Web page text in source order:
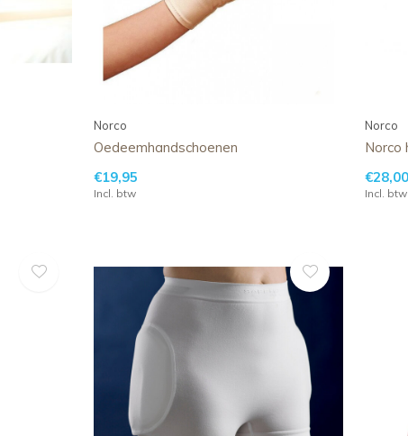
Norco
Oedeemhandschoenen
€19,95
Incl. btw
Norco
Norco
€28,00
Incl. btw